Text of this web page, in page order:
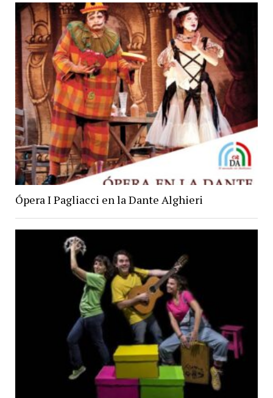
Ópera I Pagliacci en la Dante Alghieri